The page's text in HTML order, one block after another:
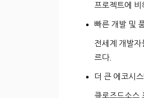
프로젝트에
빠른 개발 및
전세계 개발
르다.
더 큰 에코시
클로즈드소스